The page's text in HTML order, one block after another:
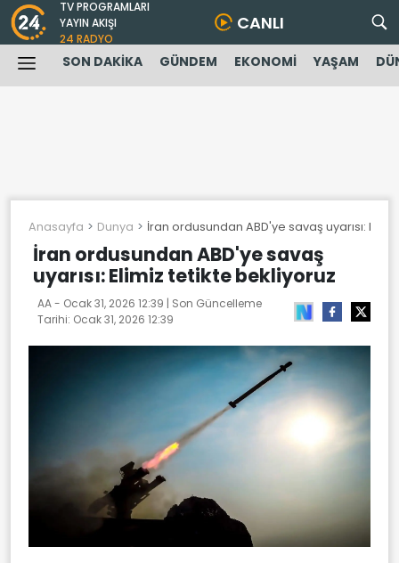
TV PROGRAMLARI
YAYIN AKIŞI
24 RADYO
CANLI
SON DAKİKA GÜNDEM EKONOMİ YAŞAM
Anasayfa Dunya İran ordusundan ABD'ye savaş uyarısı:
İran ordusundan ABD'ye savaş
uyarısı: Elimiz tetikte bekliyoruz
AA - Ocak 31, 2026 12:39 | Son Güncelleme
Tarihi: Ocak 31, 2026 12:39